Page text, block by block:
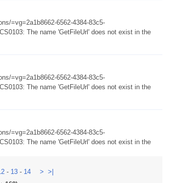
=vg=2a1b8662-6562-4384-83c5-
The name 'GetFileUrl' does not exist in the
=vg=2a1b8662-6562-4384-83c5-
The name 'GetFileUrl' does not exist in the
=vg=2a1b8662-6562-4384-83c5-
The name 'GetFileUrl' does not exist in the
- 13 - 14 > >|